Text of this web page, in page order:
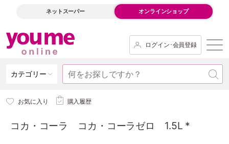
ネットスーパー オンラインショップ
ログイン･会員登録
カテゴリー
お気に入り 購入履歴
コカ・コーラ コカ・コーラゼロ 1.5L *